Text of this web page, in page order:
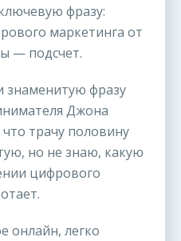
фразу:
маркетинга от
— подсчет.
знаменитую фразу
Джона
трачу половину
но не знаю, какую
цифрового
онлайн, легко